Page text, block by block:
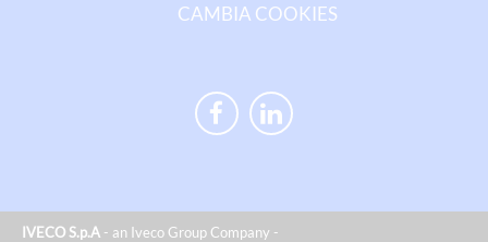
CAMBIA COOKIES
IVECO S.p.A - an Iveco Group Company -